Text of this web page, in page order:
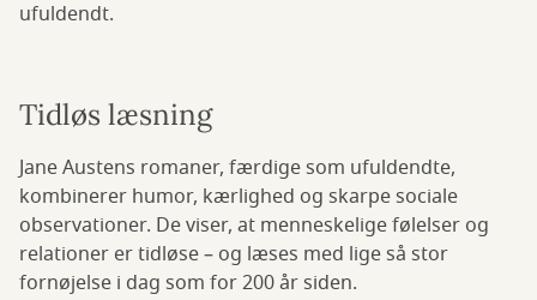
ufuldendt.
Tidløs læsning
Jane Austens romaner, færdige som ufuldendte,
kombinerer humor, kærlighed og skarpe sociale
observationer. De viser, at menneskelige følelser og
relationer er tidløse – og læses med lige så stor
fornøjelse i dag som for 200 år siden.